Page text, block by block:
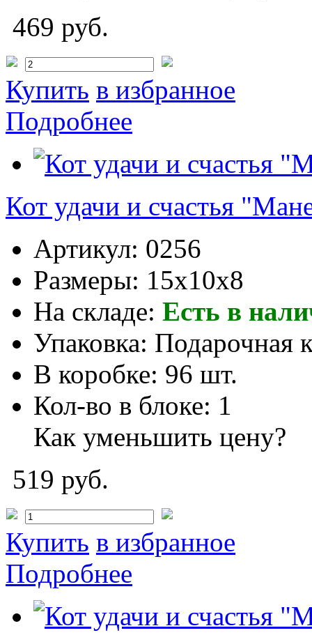
469 руб.
Купить в избранное
Подробнее
Кот удачи и счастья
Артикул: 0256
Размеры: 15x10x8
На складе: Есть в
Упаковка: Подарочная
В коробке: 96 шт.
Кол-во в блоке: 1
Как уменьшить цену?
519 руб.
Купить в избранное
Подробнее